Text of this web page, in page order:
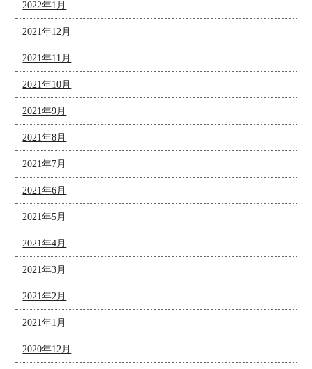
2022年1月
2021年12月
2021年11月
2021年10月
2021年9月
2021年8月
2021年7月
2021年6月
2021年5月
2021年4月
2021年3月
2021年2月
2021年1月
2020年12月